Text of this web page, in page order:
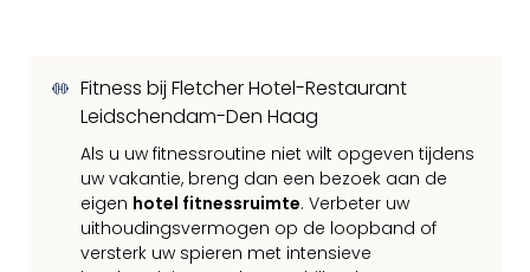
Fitness bij Fletcher Hotel-Restaurant
Leidschendam-Den Haag
Als u uw fitnessroutine niet wilt opgeven tijdens
uw vakantie, breng dan een bezoek aan de
eigen hotel fitnessruimte. Verbeter uw
uithoudingsvermogen op de loopband of
versterk uw spieren met intensieve